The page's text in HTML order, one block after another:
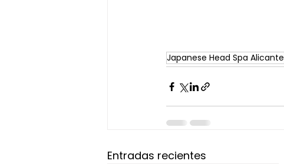
Japanese Head Spa Alicante
Entradas recientes